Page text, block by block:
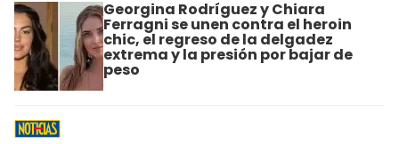
Georgina Rodríguez y Chiara
Ferragni se unen contra el heroin
chic, el regreso de la delgadez
extrema y la presión por bajar de
peso